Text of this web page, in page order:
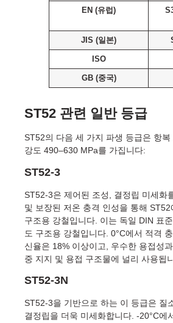
EN (유럽)
JIS (일본)
ISO
GB (중국)
ST52 관련 일반 등급
ST52의 다음 세 가지 파생 등급은 항
강도 490–630 MPa를 가집니다:
ST52-3
ST52-3은 제어된 조성, 결정립 미세화
및 보장된 저온 충격 인성을 통해
구조용 강철입니다. 이는 독일 DIN 표
도 구조용 강철입니다. 0°C에서 적격
신율은 18% 이상이고, 우수한 용접성
중 지지 및 용접 구조물에 널리 사용됩
ST52-3N
ST52-3을 기반으로 하는 이 등급은 질
결정립을 더욱 미세화합니다. -20°C에